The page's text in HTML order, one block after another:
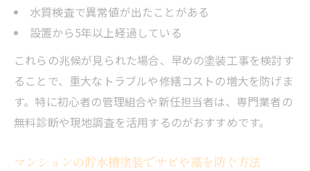
水質検査で異常値が出たことがある
設置から5年以上経過している
これらの兆候が見られた場合、早めの塗装工事を検討す
ることで、重大なトラブルや修繕コストの増大を防げま
す。特に初心者の管理組合や新任担当者は、専門業者の
無料診断や現地調査を活用するのがおすすめです。
マンションの貯水槽塗装でサビや藻を防ぐ方法